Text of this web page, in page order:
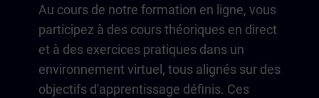
Au cours de notre formation en ligne, vous
participez à des cours théoriques en direct
et à des exercices pratiques dans un
environnement virtuel, tous alignés sur des
objectifs d'apprentissage définis. Ces